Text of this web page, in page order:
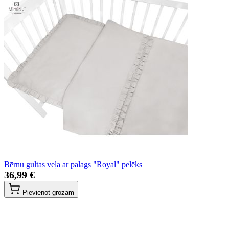
Bērnu gultas veļa ar palags "Royal" pelēks
36,99 €
Pievienot grozam